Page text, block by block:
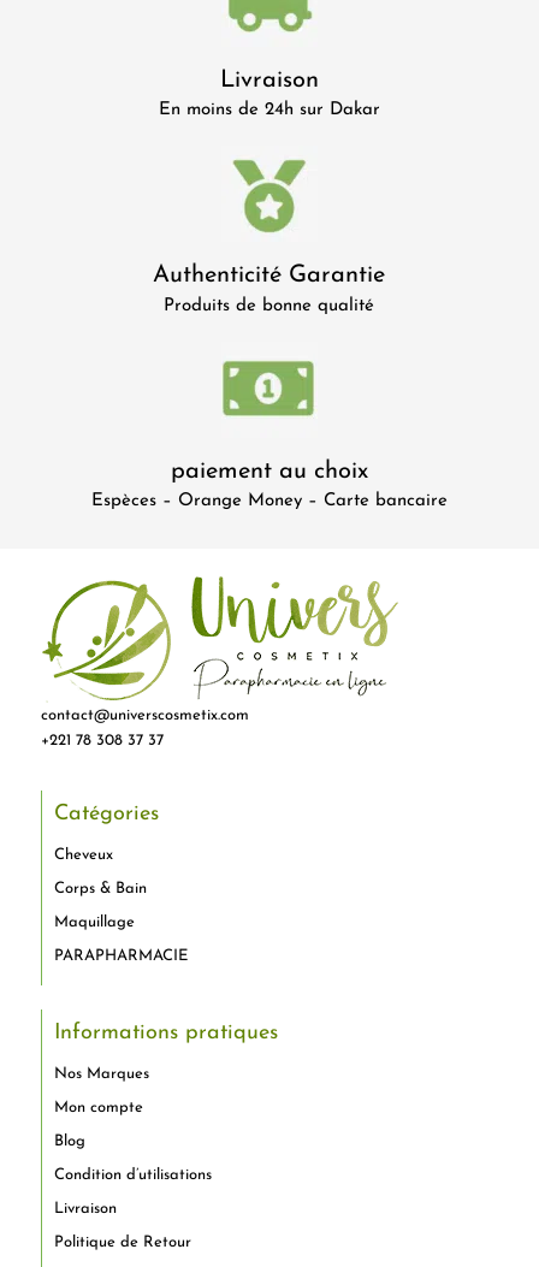
Livraison
En moins de 24h sur Dakar
Authenticité Garantie
Produits de bonne qualité
paiement au choix
Espèces – Orange Money – Carte bancaire
contact@universcosmetix.com
+221 78 308 37 37
Catégories
Cheveux
Corps & Bain
Maquillage
PARAPHARMACIE
Informations pratiques
Nos Marques
Mon compte
Blog
Condition d’utilisations
Livraison
Politique de Retour